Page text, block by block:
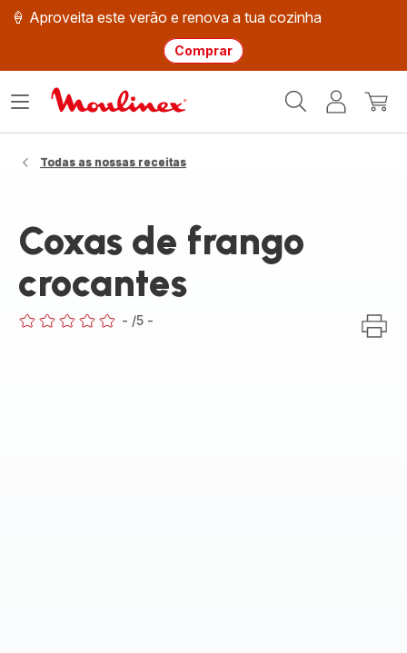
🍦 Aproveita este verão e renova a tua cozinha
Comprar
Moulinex
O
Abrir
Todas as nossas receitas
Coxas de frango
crocantes
- /5 -